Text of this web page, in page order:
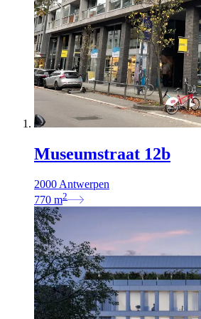
Museumstraat 12b
2000 Antwerpen
770 m2